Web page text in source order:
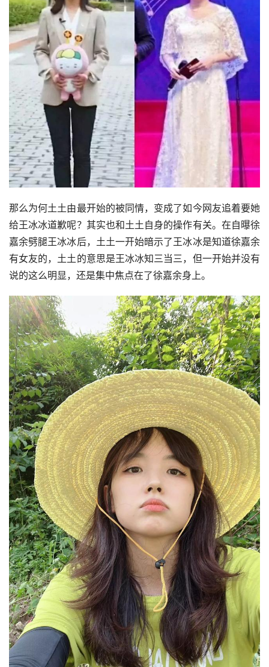
那么为何土土由最开始的被同情，变成了如今网友追着要她
给王冰冰道歉呢？其实也和土土自身的操作有关。在自曝徐
嘉余劈腿王冰冰后，土土一开始暗示了王冰冰是知道徐嘉余
有女友的，土土的意思是王冰冰知三当三，但一开始并没有
说的这么明显，还是集中焦点在了徐嘉余身上。